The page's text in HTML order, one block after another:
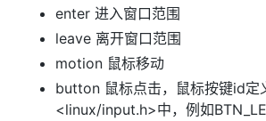
enter 进入窗口范围
leave 离开窗口范围
motion 鼠标移动
button 鼠标点击，鼠标按键id定
<linux/input.h>中，例如